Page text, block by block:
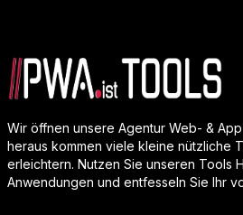
Wir öffnen unsere Agentur Web- &
heraus kommen viele kleine nützliche
erleichtern. Nutzen Sie unseren Tools
Anwendungen und entfesseln Sie Ihr